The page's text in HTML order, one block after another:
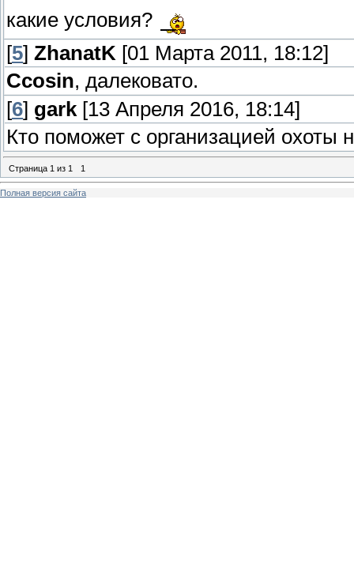
какие условия?
[5] ZhanatK [01 Марта 2011, 18:12]
Ccosin, далековато.
[6] gark [13 Апреля 2016, 18:14]
Кто поможет с организацией охоты
Страница 1 из 1 1
Полная версия сайта